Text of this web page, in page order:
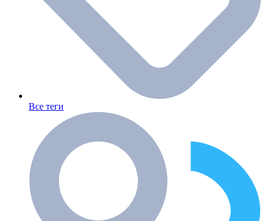
Все теги